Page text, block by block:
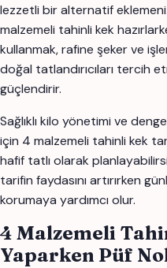
lezzetli bir alternatif
malzemeli tahinli kek
kullanmak, rafine şeker ve
doğal tatlandırıcıları tercih
güçlendirir.
Sağlıklı kilo yönetimi ve
için 4 malzemeli tahinli kek
hafif tatlı olarak
tarifin faydasını artırırken
korumaya yardımcı olur.
4 Malzemeli
Yaparken Püf